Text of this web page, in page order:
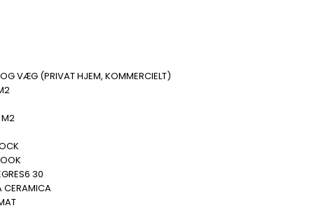
VÆG (PRIVAT HJEM, KOMMERCIELT)
30
CERAMICA